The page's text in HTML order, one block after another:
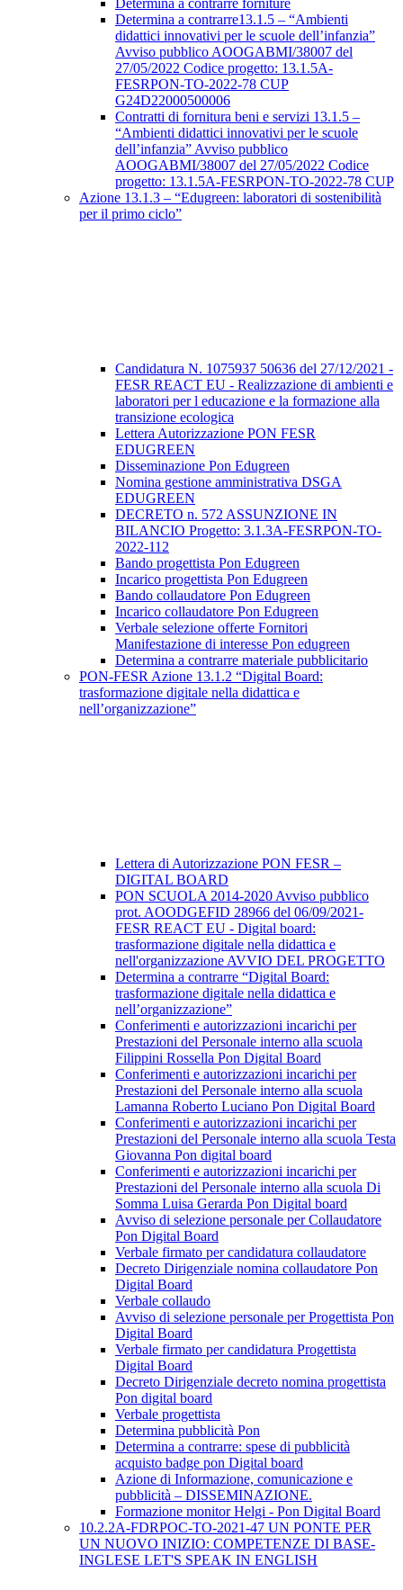
Determina a contrarre forniture
Determina a contrarre13.1.5 – “Ambienti
didattici innovativi per le scuole dell’infanzia”
Avviso pubblico AOOGABMI/38007 del
27/05/2022 Codice progetto: 13.1.5A-
FESRPON-TO-2022-78 CUP
G24D22000500006
Contratti di fornitura beni e servizi 13.1.5 –
“Ambienti didattici innovativi per le scuole
dell’infanzia” Avviso pubblico
AOOGABMI/38007 del 27/05/2022 Codice
progetto: 13.1.5A-FESRPON-TO-2022-78 CUP
Azione 13.1.3 – “Edugreen: laboratori di sostenibilità
per il primo ciclo”
Candidatura N. 1075937 50636 del 27/12/2021 -
FESR REACT EU - Realizzazione di ambienti e
laboratori per l educazione e la formazione alla
transizione ecologica
Lettera Autorizzazione PON FESR
EDUGREEN
Disseminazione Pon Edugreen
Nomina gestione amministrativa DSGA
EDUGREEN
DECRETO n. 572 ASSUNZIONE IN
BILANCIO Progetto: 3.1.3A-FESRPON-TO-
2022-112
Bando progettista Pon Edugreen
Incarico progettista Pon Edugreen
Bando collaudatore Pon Edugreen
Incarico collaudatore Pon Edugreen
Verbale selezione offerte Fornitori
Manifestazione di interesse Pon edugreen
Determina a contrarre materiale pubblicitario
PON-FESR Azione 13.1.2 “Digital Board:
trasformazione digitale nella didattica e
nell’organizzazione”
Lettera di Autorizzazione PON FESR –
DIGITAL BOARD
PON SCUOLA 2014-2020 Avviso pubblico
prot. AOODGEFID 28966 del 06/09/2021-
FESR REACT EU - Digital board:
trasformazione digitale nella didattica e
nell'organizzazione AVVIO DEL PROGETTO
Determina a contrarre “Digital Board:
trasformazione digitale nella didattica e
nell’organizzazione”
Conferimenti e autorizzazioni incarichi per
Prestazioni del Personale interno alla scuola
Filippini Rossella Pon Digital Board
Conferimenti e autorizzazioni incarichi per
Prestazioni del Personale interno alla scuola
Lamanna Roberto Luciano Pon Digital Board
Conferimenti e autorizzazioni incarichi per
Prestazioni del Personale interno alla scuola Testa
Giovanna Pon digital board
Conferimenti e autorizzazioni incarichi per
Prestazioni del Personale interno alla scuola Di
Somma Luisa Gerarda Pon Digital board
Avviso di selezione personale per Collaudatore
Pon Digital Board
Verbale firmato per candidatura collaudatore
Decreto Dirigenziale nomina collaudatore Pon
Digital Board
Verbale collaudo
Avviso di selezione personale per Progettista Pon
Digital Board
Verbale firmato per candidatura Progettista
Digital Board
Decreto Dirigenziale decreto nomina progettista
Pon digital board
Verbale progettista
Determina pubblicità Pon
Determina a contrarre: spese di pubblicità
acquisto badge pon Digital board
Azione di Informazione, comunicazione e
pubblicità – DISSEMINAZIONE.
Formazione monitor Helgi - Pon Digital Board
10.2.2A-FDRPOC-TO-2021-47 UN PONTE PER
UN NUOVO INIZIO: COMPETENZE DI BASE-
INGLESE LET'S SPEAK IN ENGLISH